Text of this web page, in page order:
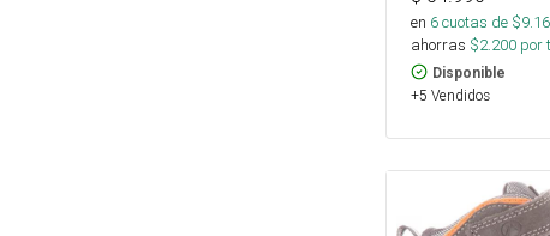
en 6cuotas de $
ahorras $2.200 por
Disponible
+5 Vendidos